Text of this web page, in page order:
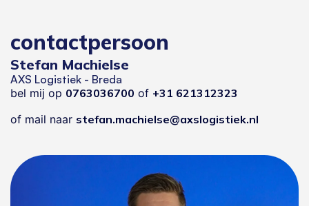
contactpersoon
Stefan Machielse
AXS Logistiek - Breda
bel mij op 0763036700 of +31 621312323
of mail naar stefan.machielse@axslogistiek.nl